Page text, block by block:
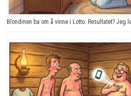
Blondinen ba om å vinne i Lotto. Resultatet? Jeg